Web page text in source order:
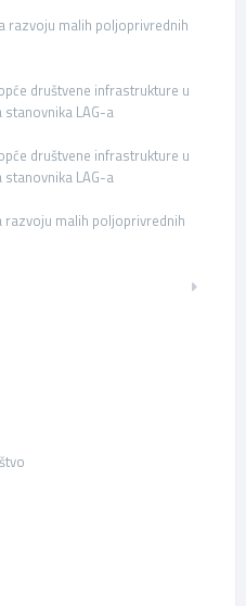
razvoju malih poljoprivrednih
društvene infrastrukture u
LAG-a
društvene infrastrukture u
LAG-a
razvoju malih poljoprivrednih